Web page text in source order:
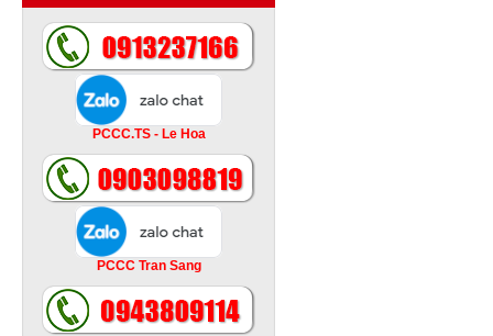
PCCC.TS - Le Hoa
PCCC Tran Sang